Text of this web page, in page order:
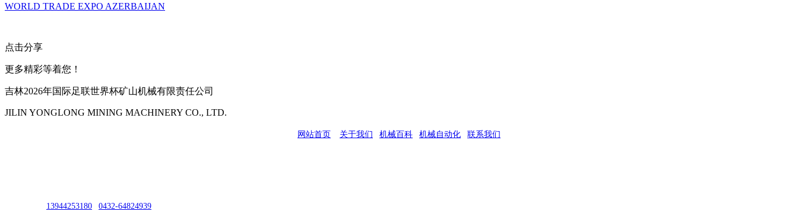
WORLD TRADE EXPO AZERBAIJAN
点击分享
更多精彩等着您！
吉林2026年国际足联世界杯矿山机械有限责任公司
JILIN YONGLONG MINING MACHINERY CO., LTD.
网站首页 关于我们 机械百科 机械自动化 联系我们
13944253180 0432-64824939